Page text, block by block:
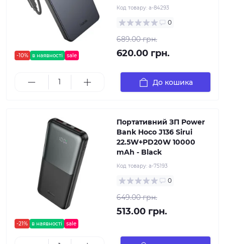
-10% в наявності sale
Код товару: a-84293
0
689.00 грн.
620.00 грн.
До кошика
-21% в наявності sale
Портативний ЗП Power
Bank Hoco J136 Sirui
22.5W+PD20W 10000
mAh - Black
Код товару: a-75193
0
649.00 грн.
513.00 грн.